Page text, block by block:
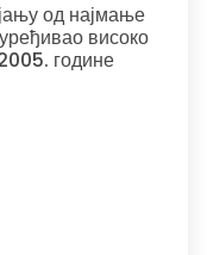
од најмање
високо
године